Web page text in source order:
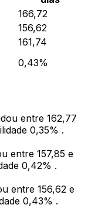
166,72
156,62
161,74
0,43%
entre 162,77
0,35% .
entre 157,85 e
0,42% .
entre 156,62 e
0,43% .